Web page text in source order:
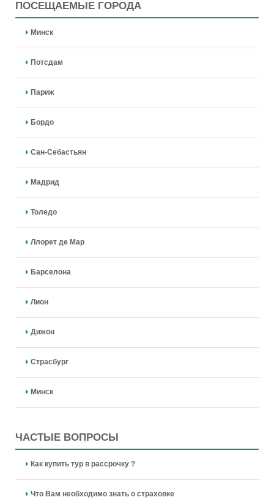
ПОСЕЩАЕМЫЕ ГОРОДА
Минск
Потсдам
Париж
Бордо
Сан-Себастьян
Мадрид
Толедо
Ллорет де Мар
Барселона
Лион
Дижон
Страсбург
Минск
ЧАСТЫЕ ВОПРОСЫ
Как купить тур в рассрочку ?
Что Вам необходимо знать о страховке